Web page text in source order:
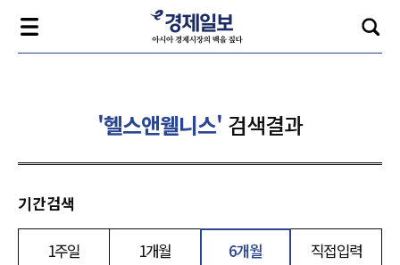
'헬스앤웰니스' 검색결과
기간검색
1주일 1개월 6개월 직접입력